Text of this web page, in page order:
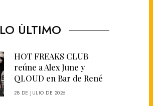
LO ÚLTIMO
HOT FREAKS CLUB
reúne a Alex June y
QLOUD en Bar de René
28 DE JULIO DE 2026